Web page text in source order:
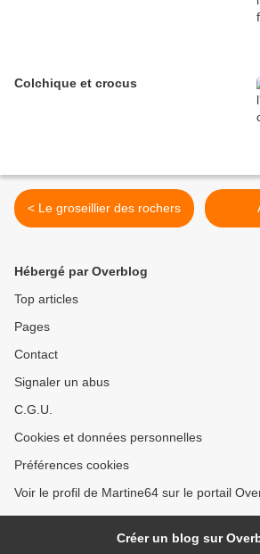
Colchique et crocus
< Le groseillier des rochers
Hébergé par Overblog
Top articles
Pages
Contact
Signaler un abus
C.G.U.
Cookies et données personnelles
Préférences cookies
Voir le profil de Martine64 sur le portail
Créer un blog sur